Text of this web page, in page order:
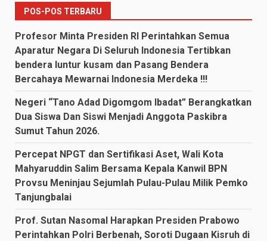
POS-POS TERBARU
Profesor Minta Presiden RI Perintahkan Semua
Aparatur Negara Di Seluruh Indonesia Tertibkan
bendera luntur kusam dan Pasang Bendera
Bercahaya Mewarnai Indonesia Merdeka !!!
Negeri “Tano Adad Digomgom Ibadat” Berangkatkan
Dua Siswa Dan Siswi Menjadi Anggota Paskibra
Sumut Tahun 2026.
Percepat NPGT dan Sertifikasi Aset, Wali Kota
Mahyaruddin Salim Bersama Kepala Kanwil BPN
Provsu Meninjau Sejumlah Pulau-Pulau Milik Pemko
Tanjungbalai
Prof. Sutan Nasomal Harapkan Presiden Prabowo
Perintahkan Polri Berbenah, Soroti Dugaan Kisruh di